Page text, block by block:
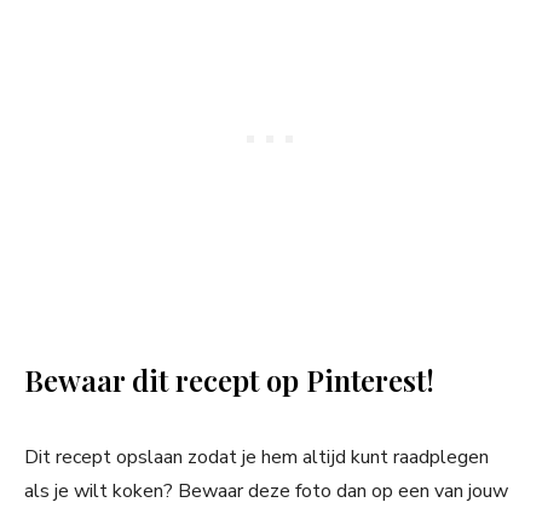
Bewaar dit recept op Pinterest!
Dit recept opslaan zodat je hem altijd kunt raadplegen
als je wilt koken? Bewaar deze foto dan op een van jouw